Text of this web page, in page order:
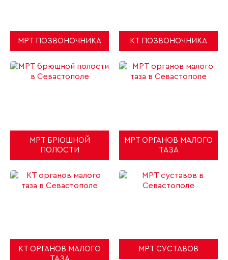
МРТ ПОЗВОНОЧНИКА КТ ПОЗВОНОЧНИКА
МРТ БРЮШНОЙ
ПОЛОСТИ
МРТ ОРГАНОВ МАЛОГО
ТАЗА
КТ ОРГАНОВ МАЛОГО
МРТ СУСТАВОВ